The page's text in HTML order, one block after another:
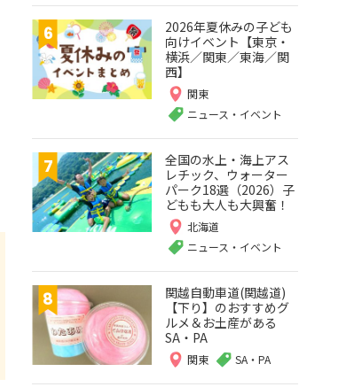
2026年夏休みの子ども
向けイベント【東京・
横浜／関東／東海／関
西】
関東
ニュース・イベント
全国の水上・海上アス
レチック、ウォーター
パーク18選（2026）子
どもも大人も大興奮！
北海道
ニュース・イベント
関越自動車道(関越道)
【下り】のおすすめグ
ルメ＆お土産がある
SA・PA
関東 SA・PA